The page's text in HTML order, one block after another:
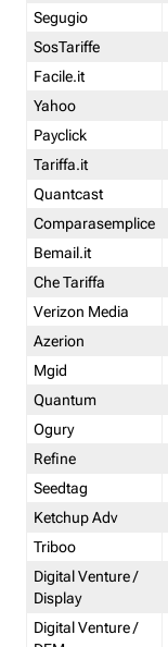
Segugio
SosTariffe
Facile.it
Yahoo
Payclick
Tariffa.it
Quantcast
Comparasemplice
Bemail.it
Che Tariffa
Verizon Media
Azerion
Mgid
Quantum
Ogury
Refine
Seedtag
Ketchup Adv
Triboo
Digital Venture /
Display
Digital Venture /